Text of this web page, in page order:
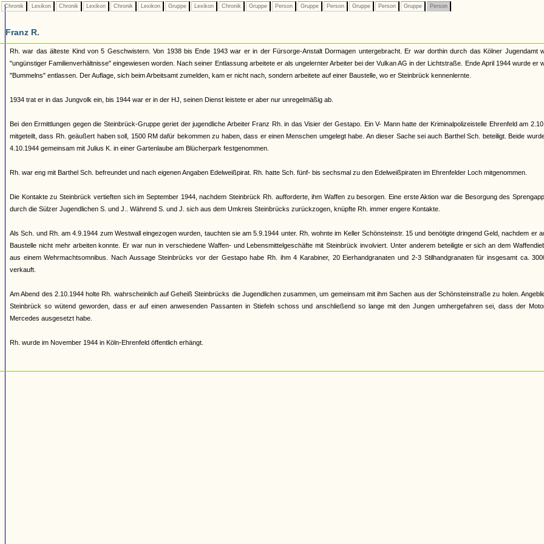
Chronik Lexikon Chronik Lexikon Chronik Lexikon Gruppe Lexikon Chronik Gruppe Person Gruppe Person Gruppe Person Gruppe Person
Franz R.
Rh. war das älteste Kind von 5 Geschwistern. Von 1938 bis Ende 1943 war er in der Fürsorge-Anstalt Dormagen untergebracht. Er war dorthin durch das Kölner Jugendamt
"ungünstiger Familienverhältnisse" eingewiesen worden. Nach seiner Entlassung arbeitete er als ungelernter Arbeiter bei der Vulkan AG in der Lichtstraße. Ende April 1944 wurde er
"Bummelns" entlassen. Der Auflage, sich beim Arbeitsamt zumelden, kam er nicht nach, sondern arbeitete auf einer Baustelle, wo er Steinbrück kennenlernte.
1934 trat er in das Jungvolk ein, bis 1944 war er in der HJ, seinen Dienst leistete er aber nur unregelmäßig ab.
Bei den Ermittlungen gegen die Steinbrück-Gruppe geriet der jugendliche Arbeiter Franz Rh. in das Visier der Gestapo. Ein V- Mann hatte der Kriminalpolizeistelle Ehrenfeld am
mitgeteilt, dass Rh. geäußert haben soll, 1500 RM dafür bekommen zu haben, dass er einen Menschen umgelegt habe. An dieser Sache sei auch Barthel Sch. beteiligt. Beide
4.10.1944 gemeinsam mit Julius K. in einer Gartenlaube am Blücherpark festgenommen.
Rh. war eng mit Barthel Sch. befreundet und nach eigenen Angaben Edelweißpirat. Rh. hatte Sch. fünf- bis sechsmal zu den Edelweißpiraten im Ehrenfelder Loch mitgenommen.
Die Kontakte zu Steinbrück vertieften sich im September 1944, nachdem Steinbrück Rh. aufforderte, ihm Waffen zu besorgen. Eine erste Aktion war die Besorgung des
durch die Sülzer Jugendlichen S. und J.. Während S. und J. sich aus dem Umkreis Steinbrücks zurückzogen, knüpfte Rh. immer engere Kontakte.
Als Sch. und Rh. am 4.9.1944 zum Westwall eingezogen wurden, tauchten sie am 5.9.1944 unter. Rh. wohnte im Keller Schönsteinstr. 15 und benötigte dringend Geld, nachdem er
Baustelle nicht mehr arbeiten konnte. Er war nun in verschiedene Waffen- und Lebensmittelgeschäfte mit Steinbrück involviert. Unter anderem beteiligte er sich an dem
aus einem Wehrmachtsomnibus. Nach Aussage Steinbrücks vor der Gestapo habe Rh. ihm 4 Karabiner, 20 Eierhandgranaten und 2-3 Stilhandgranaten für insgesamt ca.
verkauft.
Am Abend des 2.10.1944 holte Rh. wahrscheinlich auf Geheiß Steinbrücks die Jugendlichen zusammen, um gemeinsam mit ihm Sachen aus der Schönsteinstraße zu holen.
Steinbrück so wütend geworden, dass er auf einen anwesenden Passanten in Stiefeln schoss und anschließend so lange mit den Jungen umhergefahren sei, dass der
Mercedes ausgesetzt habe.
Rh. wurde im November 1944 in Köln-Ehrenfeld öffentlich erhängt.